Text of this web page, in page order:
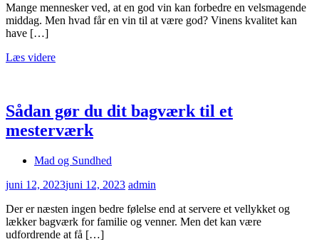
Mange mennesker ved, at en god vin kan forbedre en velsmagende
middag. Men hvad får en vin til at være god? Vinens kvalitet kan
have […]
Læs videre
Sådan gør du dit bagværk til et
mesterværk
Mad og Sundhed
juni 12, 2023juni 12, 2023 admin
Der er næsten ingen bedre følelse end at servere et vellykket og
lækker bagværk for familie og venner. Men det kan være
udfordrende at få […]